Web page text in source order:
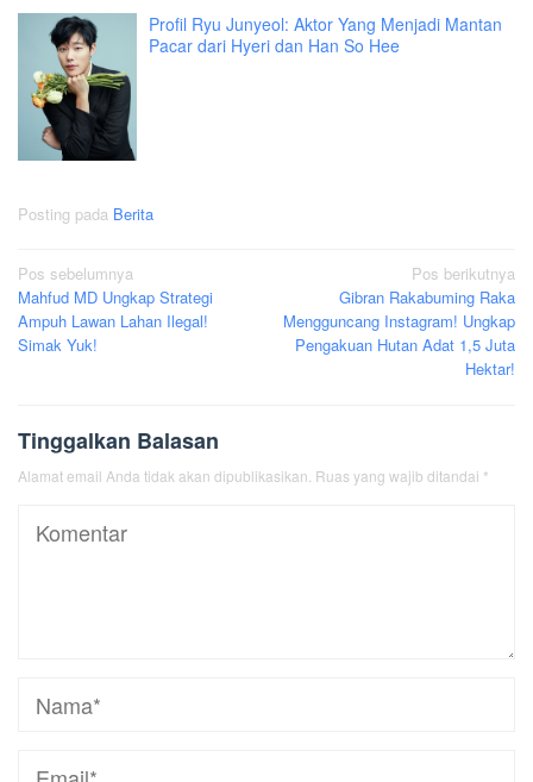
Profil Ryu Junyeol: Aktor Yang Menjadi Mantan
Pacar dari Hyeri dan Han So Hee
Posting pada Berita
Navigasi
pos
Pos sebelumnya
Mahfud MD Ungkap Strategi
Ampuh Lawan Lahan Ilegal!
Simak Yuk!
Pos berikutnya
Gibran Rakabuming Raka
Mengguncang Instagram! Ungkap
Pengakuan Hutan Adat 1,5 Juta
Hektar!
Tinggalkan Balasan
Alamat email Anda tidak akan dipublikasikan. Ruas yang wajib ditandai *